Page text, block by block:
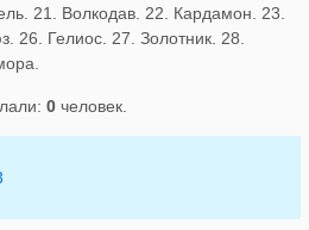
21. Волкодав. 22. Кардамон. 23.
Гелиос. 27. Золотник. 28.
0 человек.